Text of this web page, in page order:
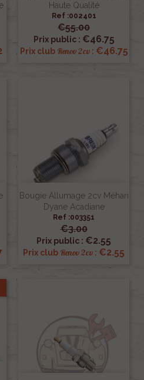
Haute Qualité
Ref :002401
€55.00
Prix public : €46.75
Prix club Renov 2cv: €46.75
Bougie Allumage 2cv Méhari
Dyane Acadiane
Ref :003351
€3.00
Prix public : €2.55
Prix club Renov 2cv : €2.55